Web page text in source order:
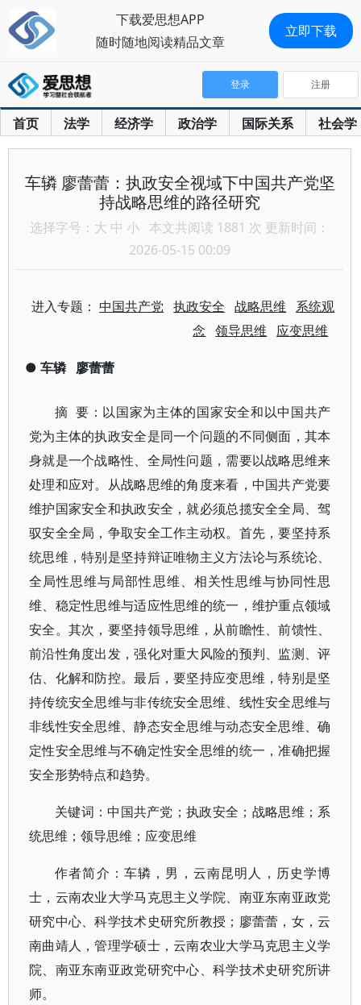
首页 法学 经济学 政治学 国际关系 社会学
登录 注册
车辚 廖蕾蕾：执政安全视域下中国共产党坚
持战略思维的路径研究
选择字号： 大 中 小 本文共阅读 1881 次 更新时间：
2026-05-15 00:09
进入专题：中国共产党 执政安全 战略思维
系统观
念
领导思维 应变思维
● 车辚 廖蕾蕾
摘 要 ： 以国家为主体的国家安全和以中国共产
党为主体的执政安全是同一个问题的不同侧面，其本
身就是一个战略性、全局性问题，需要以战略思维来
处理和应对。从战略思维的角度来看，中国共产党要
维护国家安全和执政安全，就必须总揽安全全局、驾
驭安全全局，争取安全工作主动权。首先，要坚持系
统思维，特别是坚持辩证唯物主义方法论与系统论、
全局性思维与局部性思维、相关性思维与协同性思
维、稳定性思维与适应性思维的统一，维护重点领域
安全。其次，要坚持领导思维，从前瞻性、前馈性、
前沿性角度出发，强化对重大风险的预判、监测、评
估、化解和防控。最后，要坚持应变思维，特别是坚
持传统安全思维与非传统安全思维、线性安全思维与
非线性安全思维、静态安全思维与动态安全思维、确
定性安全思维与不确定性安全思维的统一，准确把握
安全形势特点和趋势。
关键词 ：中国共产党；执政安全；战略思维；系
统思维；领导思维；应变思维
作者简介 ： 车辚，男，云南昆明人，历史学博
士，云南农业大学马克思主义学院、南亚东南亚政党
研究中心、科学技术史研究所教授；廖蕾蕾，女，云
南曲靖人，管理学硕士，云南农业大学马克思主义学
院、南亚东南亚政党研究中心、科学技术史研究所讲
师。
下载爱思想APP
随时随地阅读精品文章
立即下载